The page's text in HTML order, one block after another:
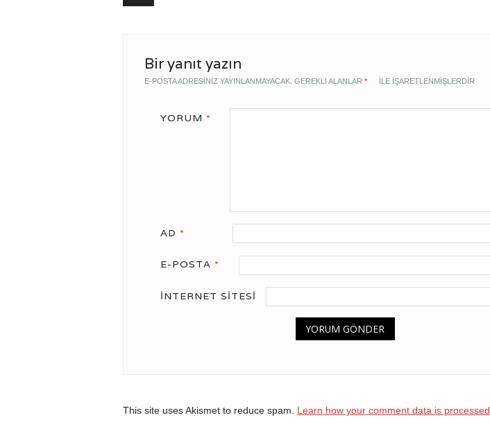
Bir yanıt yazın
E-POSTA ADRESINIZ YAYINLANMAYACAK. GEREKLI ALANLAR * ILE IŞARETLENMIŞLERDIR
YORUM *
AD *
E-POSTA *
İNTERNET SITESI
This site uses Akismet to reduce spam. Learn how your comment data is processed.